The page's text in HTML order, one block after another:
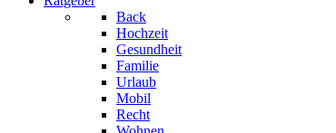
Back
Hochzeit
Gesundheit
Familie
Urlaub
Mobil
Recht